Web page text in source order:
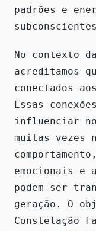
padrões e
No contexto
acreditamos
conectados
Essas
influenciar
muitas vezes
emocionais e
podem ser
geração. O
Constelação